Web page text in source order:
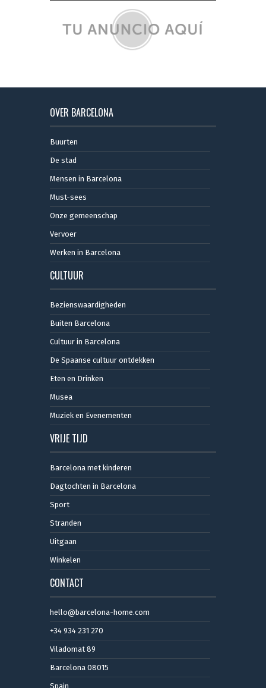
OVER BARCELONA
Buurten
De stad
Mensen in Barcelona
Must-sees
Onze gemeenschap
Vervoer
Werken in Barcelona
CULTUUR
Bezienswaardigheden
Buiten Barcelona
Cultuur in Barcelona
De Spaanse cultuur ontdekken
Eten en Drinken
Musea
Muziek en Evenementen
VRIJE TIJD
Barcelona met kinderen
Dagtochten in Barcelona
Sport
Stranden
Uitgaan
Winkelen
CONTACT
hello@barcelona-home.com
+34 934 231 270
Viladomat 89
Barcelona 08015
Spain